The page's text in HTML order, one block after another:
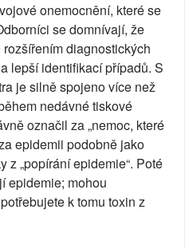
onemocnění, které se
se domnívají, že
diagnostických
lepší identifikací případů. S
je silně spojeno více než
nedávné tiskové
označil za „nemoc, které
epidemii podobně jako
„popírání epidemie“. Poté
epidemie; mohou
k tomu toxin z